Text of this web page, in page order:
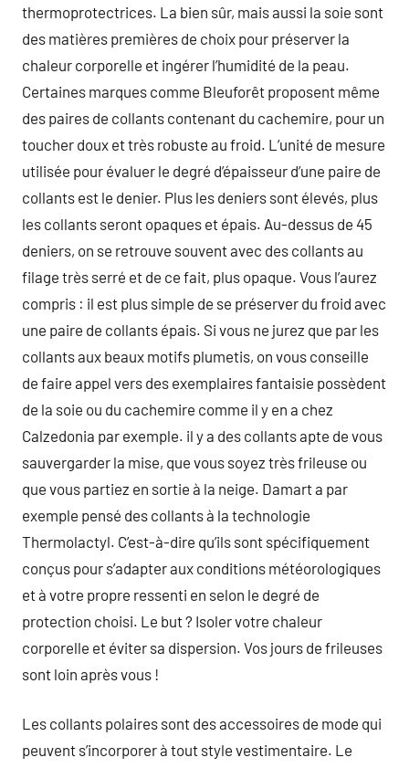
thermoprotectrices. La bien sûr, mais aussi la soie sont
des matières premières de choix pour préserver la
chaleur corporelle et ingérer l’humidité de la peau.
Certaines marques comme Bleuforêt proposent même
des paires de collants contenant du cachemire, pour un
toucher doux et très robuste au froid. L’unité de mesure
utilisée pour évaluer le degré d’épaisseur d’une paire de
collants est le denier. Plus les deniers sont élevés, plus
les collants seront opaques et épais. Au-dessus de 45
deniers, on se retrouve souvent avec des collants au
filage très serré et de ce fait, plus opaque. Vous l’aurez
compris : il est plus simple de se préserver du froid avec
une paire de collants épais. Si vous ne jurez que par les
collants aux beaux motifs plumetis, on vous conseille
de faire appel vers des exemplaires fantaisie possèdent
de la soie ou du cachemire comme il y en a chez
Calzedonia par exemple. il y a des collants apte de vous
sauvergarder la mise, que vous soyez très frileuse ou
que vous partiez en sortie à la neige. Damart a par
exemple pensé des collants à la technologie
Thermolactyl. C’est-à-dire qu’ils sont spécifiquement
conçus pour s’adapter aux conditions météorologiques
et à votre propre ressenti en selon le degré de
protection choisi. Le but ? Isoler votre chaleur
corporelle et éviter sa dispersion. Vos jours de frileuses
sont loin après vous !
Les collants polaires sont des accessoires de mode qui
peuvent s’incorporer à tout style vestimentaire. Le